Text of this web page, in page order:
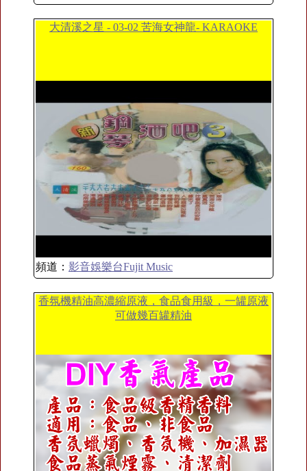
大清溪之星 - 03-02 苦海女神龍- KARAOKE
頻道： 影音娛樂台Fujit Music
香氛機精油高濃縮原液，食品食用級，一罐原液
可做幾百罐精油